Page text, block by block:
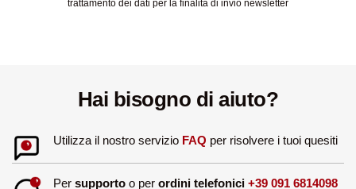
trattamento dei dati per la finalità di invio newsletter
Hai bisogno di aiuto?
Utilizza il nostro servizio FAQ per risolvere i tuoi quesiti
Per supportoo per ordini telefonici +39 091 6814098